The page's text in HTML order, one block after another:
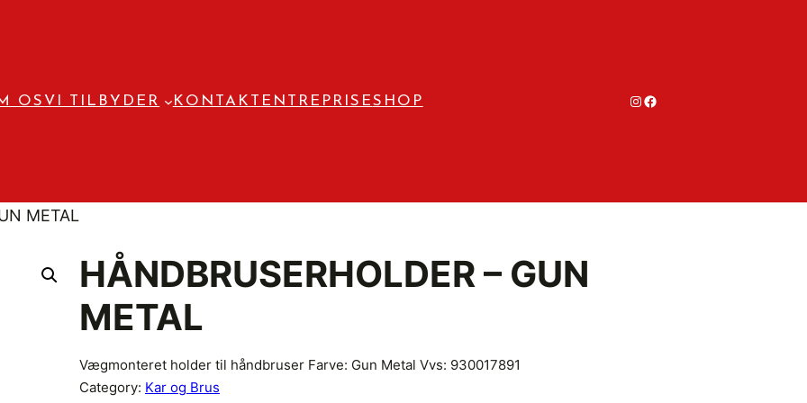
OS VI TILBYDER KONTAKT ENTREPRISESHOP # #
METAL
HÅNDBRUSERHOLDER – GUN
METAL
Vægmonteret holder til håndbruser Farve: Gun Metal Vvs: 930017891
Category: Kar og Brus